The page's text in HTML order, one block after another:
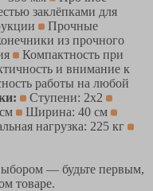
заклёпками для
Прочные
из прочного
Компактность при
и внимание к
работы на любой
Ступени: 2х2
Ширина: 40 см
нагрузка: 225 кг
— будьте первым,
товаре.